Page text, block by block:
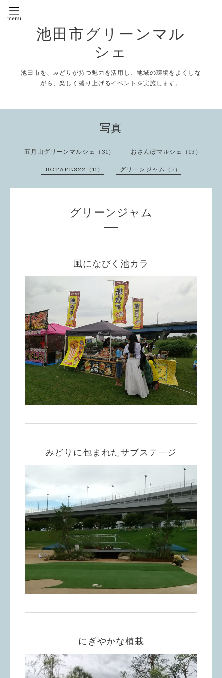
池田市グリーンマル
シェ
池田市を、みどりが持つ魅力を活用し、地域の環境をよくしな
がら、楽しく盛り上げるイベントを実施します。
写真
五月山グリーンマルシェ（31） おさんぽマルシェ（13）
BOTAFES22（11） グリーンジャム（7）
グリーンジャム
風になびく池カラ
みどりに包まれたサブステージ
にぎやかな植栽